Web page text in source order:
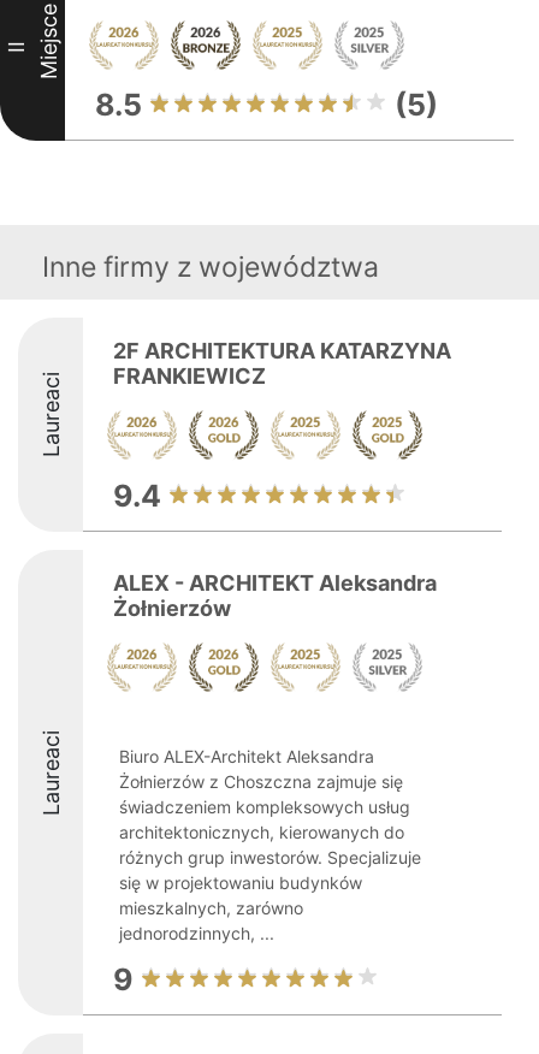
II Miejsce
8.5 (5)
Inne firmy z województwa
Laureaci
2F ARCHITEKTURA KATARZYNA
FRANKIEWICZ
9.4
Laureaci
ALEX - ARCHITEKT Aleksandra
Żołnierzów
Biuro ALEX-Architekt Aleksandra
Żołnierzów z Choszczna zajmuje się
świadczeniem kompleksowych usług
architektonicznych, kierowanych do
różnych grup inwestorów. Specjalizuje
się w projektowaniu budynków
mieszkalnych, zarówno
jednorodzinnych, ...
9